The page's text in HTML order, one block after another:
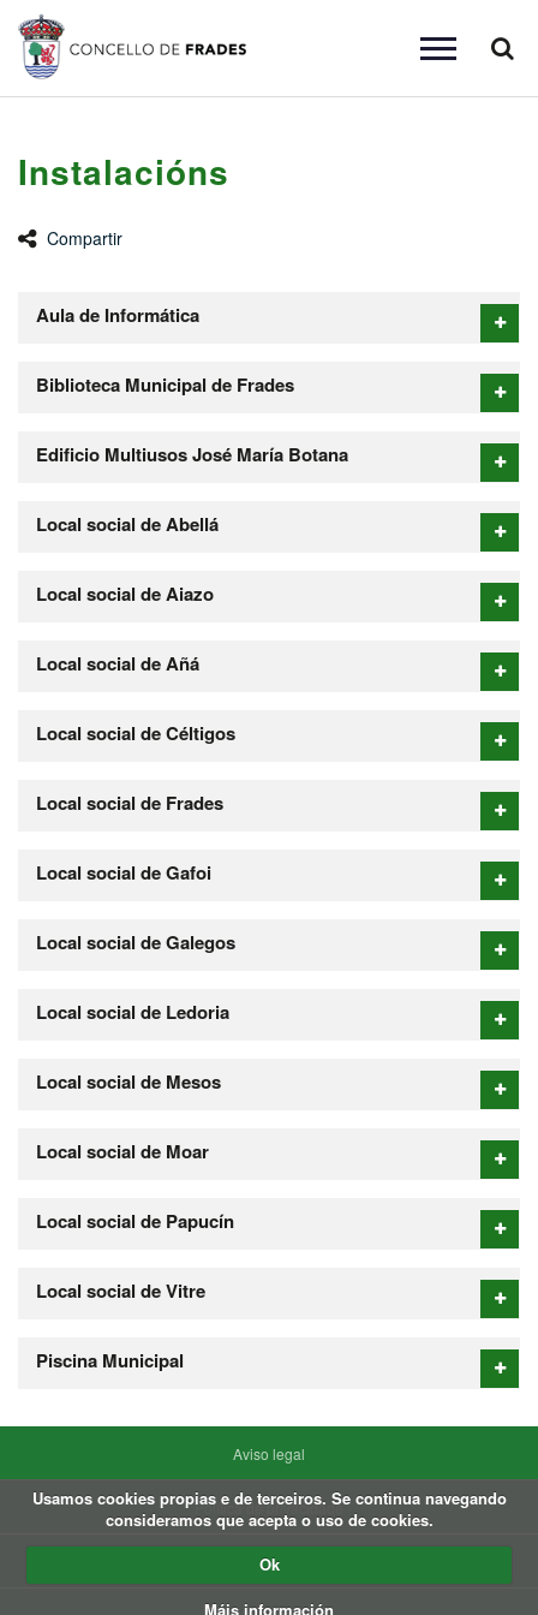
Toggle
Instalacións
Compartir
Aula de Informática
Biblioteca Municipal de Frades
Edificio Multiusos José María Botana
Local social de Abellá
Local social de Aiazo
Local social de Añá
Local social de Céltigos
Local social de Frades
Local social de Gafoi
Local social de Galegos
Local social de Ledoria
Local social de Mesos
Local social de Moar
Local social de Papucín
Local social de Vitre
Piscina Municipal
Aviso legal
Política de privacidade
Política de Cookies
Usamos cookies propias e de terceiros. Se continua navegando
consideramos que acepta o uso de cookies.
Ok
Máis información